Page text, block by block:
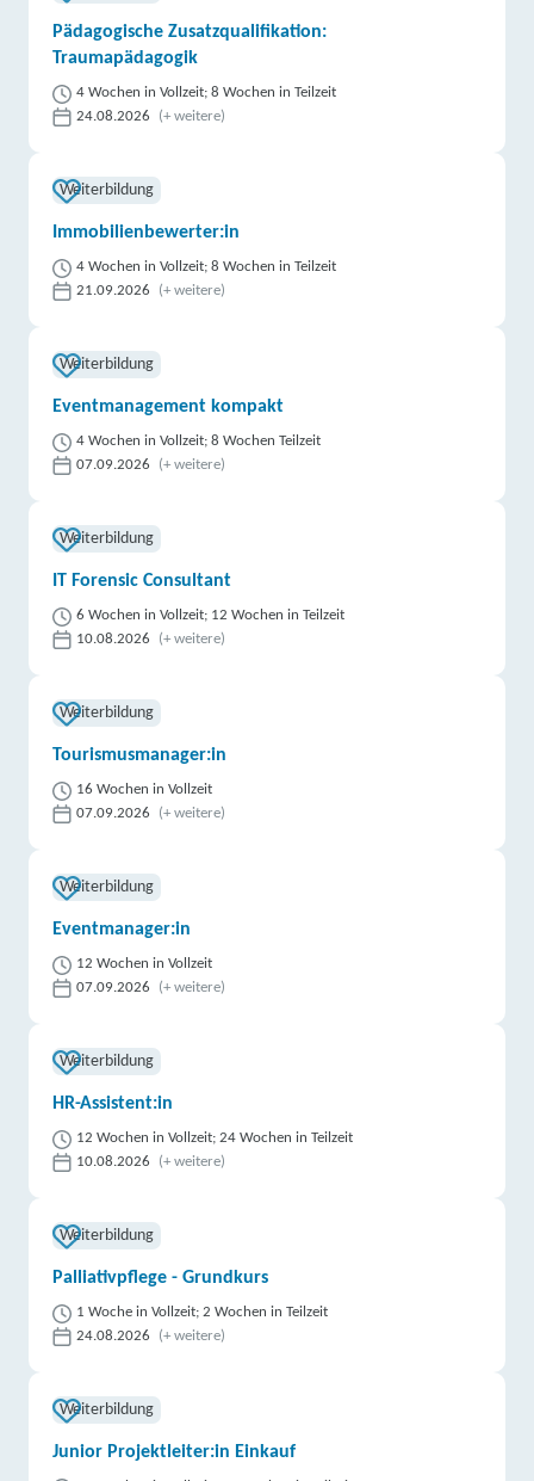
Pädagogische Zusatzqualifikation:
Traumapädagogik
4 Wochen in Vollzeit; 8 Wochen in Teilzeit
24.08.2026
(+ weitere)
Weiterbildung
Immobilienbewerter:in
4 Wochen in Vollzeit; 8 Wochen in Teilzeit
21.09.2026
(+ weitere)
Weiterbildung
Eventmanagement kompakt
4 Wochen in Vollzeit; 8 Wochen Teilzeit
07.09.2026
(+ weitere)
Weiterbildung
IT Forensic Consultant
6 Wochen in Vollzeit; 12 Wochen in Teilzeit
10.08.2026
(+ weitere)
Weiterbildung
Tourismusmanager:in
16 Wochen in Vollzeit
07.09.2026
(+ weitere)
Weiterbildung
Eventmanager:in
12 Wochen in Vollzeit
07.09.2026
(+ weitere)
Weiterbildung
HR-Assistent:in
12 Wochen in Vollzeit; 24 Wochen in Teilzeit
10.08.2026
(+ weitere)
Weiterbildung
Palliativpflege - Grundkurs
1 Woche in Vollzeit; 2 Wochen in Teilzeit
24.08.2026
(+ weitere)
Weiterbildung
Junior Projektleiter:in Einkauf